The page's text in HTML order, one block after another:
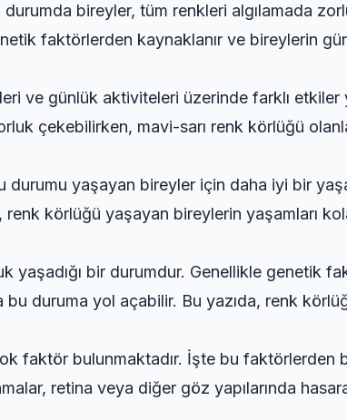
bireyler, tüm renkleri algılamada
faktörlerden kaynaklanır ve bireylerin
ve günlük aktiviteleri üzerinde farklı etkiler
çekebilirken, mavi-sarı renk körlüğü
durumu yaşayan bireyler için daha iyi bir
körlüğü yaşayan bireylerin yaşamları
yaşadığı bir durumdur. Genellikle genetik
bu duruma yol açabilir. Bu yazıda, renk
faktör bulunmaktadır. İşte bu faktörlerden
retina veya diğer göz yapılarında